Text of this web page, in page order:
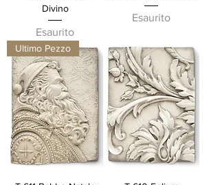
Divino
Esaurito
Esaurito
Ultimo Pezzo